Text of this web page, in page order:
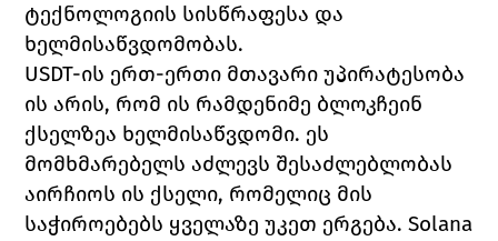
ტექნოლოგიის სისწრაფესა და
ხელმისაწვდომობას.
USDT-ის ერთ-ერთი მთავარი უპირატესობა
ის არის, რომ ის რამდენიმე ბლოკჩეინ
ქსელზეა ხელმისაწვდომი. ეს
მომხმარებელს აძლევს შესაძლებლობას
აირჩიოს ის ქსელი, რომელიც მის
საჭიროებებს ყველაზე უკეთ ერგება. Solana